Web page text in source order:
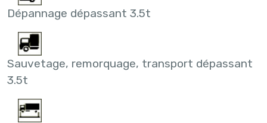
Dépannage dépassant 3.5t
Sauvetage, remorquage, transport dépassant
3.5t